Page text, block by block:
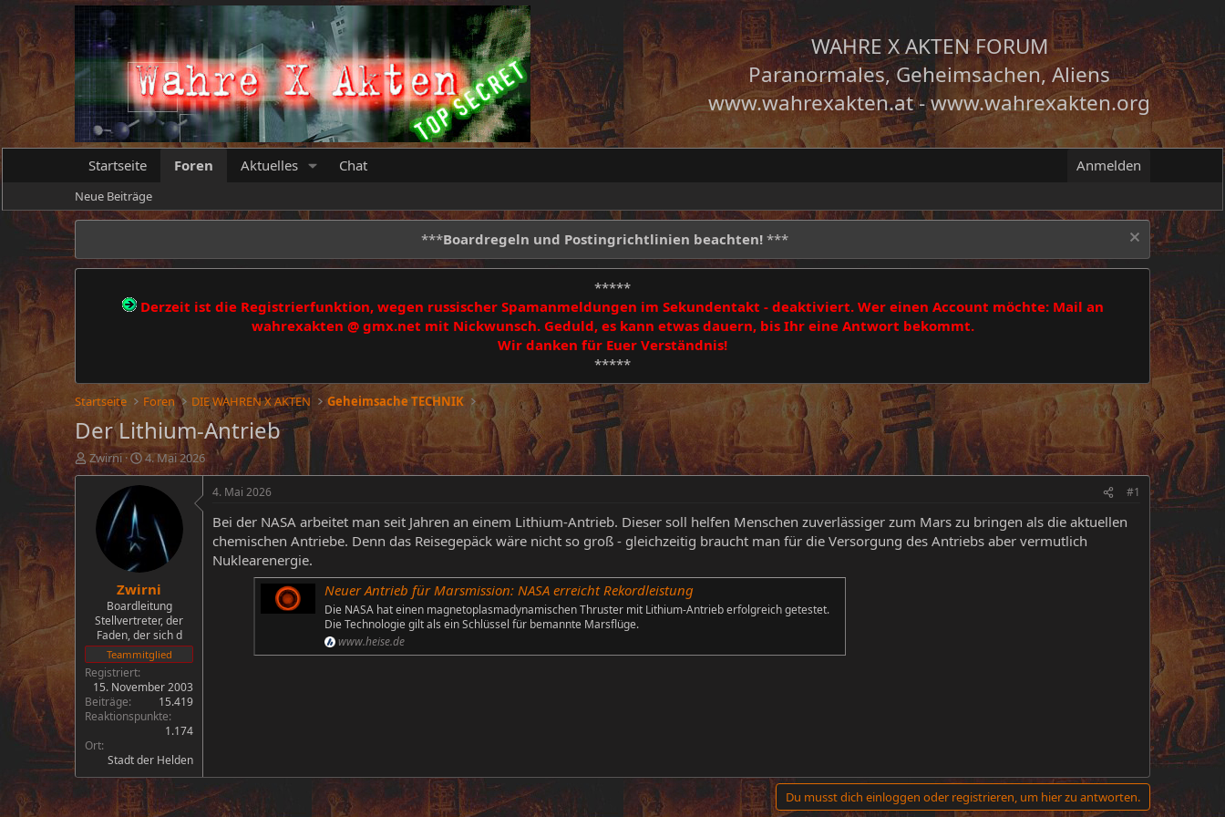
WAHRE X AKTEN FORUM
Paranormales, Geheimsachen, Aliens
www.wahrexakten.at-www.wahrexakten.org
Startseite Foren Aktuelles Chat Anmelden
Neue Beiträge
***Boardregeln und Postingrichtlinien beachten! ***
*****
Derzeit ist die Registrierfunktion, wegen russischer Spamanmeldungen im Sekundentakt - deaktiviert. Wer einen Account möchte: Mail an
wahrexakten @ gmx.net mit Nickwunsch. Geduld, es kann etwas dauern, bis Ihr eine Antwort bekommt.
Wir danken für Euer Verständnis!
*****
Startseite Foren DIE WAHREN X AKTEN Geheimsache TECHNIK
Der Lithium-Antrieb
E
r
Zwirni
E
r
s
l
t
a
m
4. Mai 2026
Zwirni
Boardleitung
Stellvertreter, der
Faden, der sich d
Teammitglied
Registriert
15. November 2003
Beiträge
15.419
Reaktionspunkte
1.174
Ort
Stadt der Helden
4. Mai 2026 #1
Bei der NASA arbeitet man seit Jahren an einem Lithium-Antrieb. Dieser soll helfen Menschen zuverlässiger zum Mars zu bringen als die aktuellen
chemischen Antriebe. Denn das Reisegepäck wäre nicht so groß - gleichzeitig braucht man für die Versorgung des Antriebs aber vermutlich
Nuklearenergie.
Neuer Antrieb für Marsmission: NASA erreicht Rekordleistung
Die NASA hat einen magnetoplasmadynamischen Thruster mit Lithium-Antrieb erfolgreich getestet.
Die Technologie gilt als ein Schlüssel für bemannte Marsflüge.
www.heise.de
Du musst dich einloggen oder registrieren, um hier zu antworten.